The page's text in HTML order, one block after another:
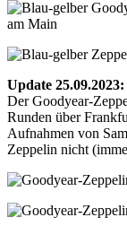
Update 25.09.2023:
Der Goodyear-
Runden über
Aufnahmen von
Zeppelin nicht